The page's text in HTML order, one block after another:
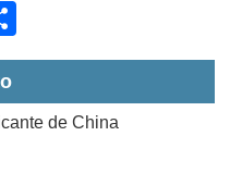
de China